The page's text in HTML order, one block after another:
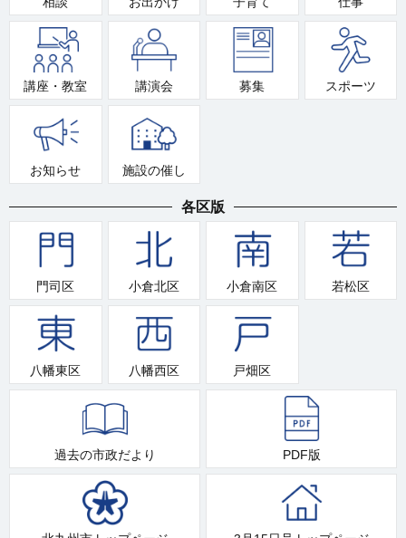
講座・教室 講演会 募集 スポーツ
お知らせ 施設の催し
各区版
門司区 小倉北区 小倉南区 若松区
八幡東区 八幡西区 戸畑区
過去の市政だより PDF版